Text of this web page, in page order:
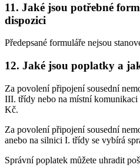
11. Jaké jsou potřebné
dispozici
Předepsané formuláře nejsou
12. Jaké jsou poplatky a
Za povolení připojení sousední
III. třídy nebo na místní
Kč.
Za povolení připojení sousední
anebo na silnici I. třídy se vybírá
Správní poplatek můžete uhradit